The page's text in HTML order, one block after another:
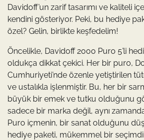
Davidoff’un zarif tasarımı ve kaliteli
kendini gösteriyor. Peki, bu hediye
özel? Gelin, birlikte keşfedelim!
Öncelikle, Davidoff 2000 Puro 5’li
oldukça dikkat çekici. Her bir puro,
Cumhuriyeti’nde özenle yetiştirilen
ve ustalıkla işlenmiştir. Bu, her bir
büyük bir emek ve tutku olduğunu
sadece bir marka değil, aynı
Puro içmenin, bir sanat olduğunu
hediye paketi, mükemmel bir